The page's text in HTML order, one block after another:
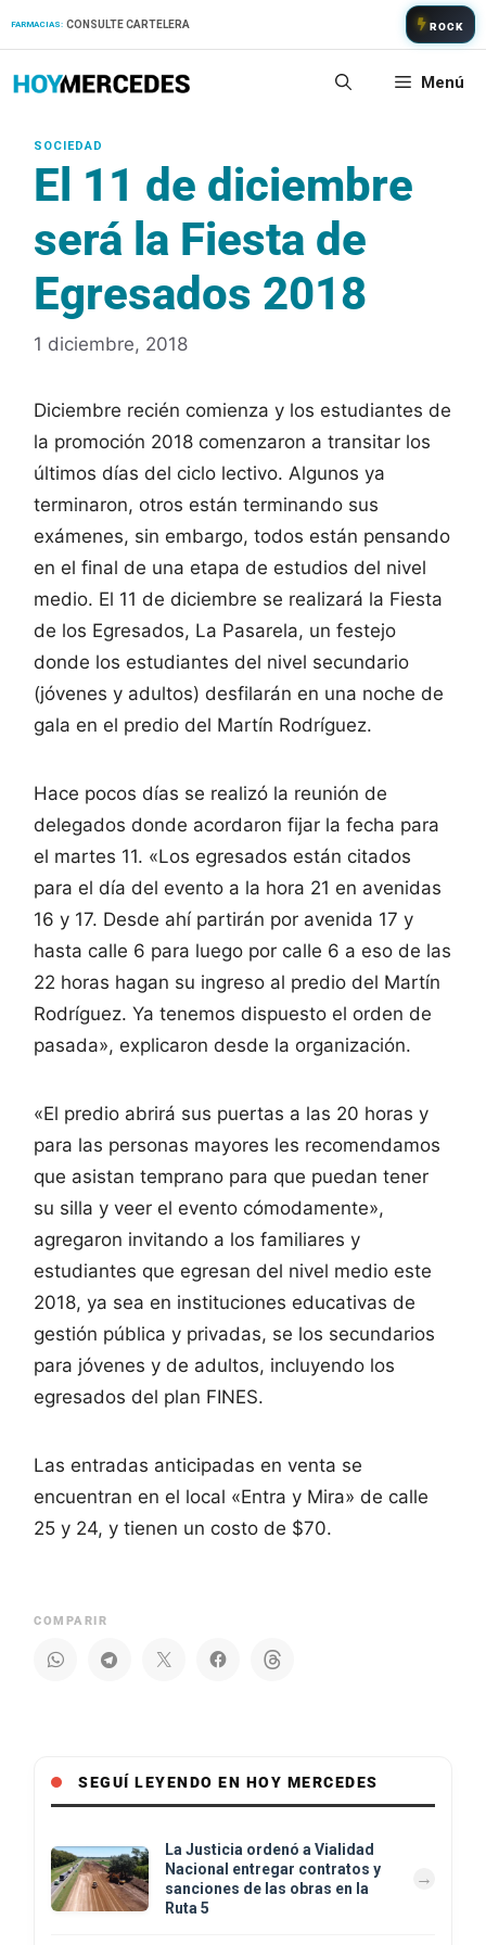
FARMACIAS: CONSULTE CARTELERA ROCK
Menú
El 11 de diciembre
será la Fiesta de
Egresados 2018
1 diciembre, 2018
Diciembre recién comienza y los estudiantes de
la promoción 2018 comenzaron a transitar los
últimos días del ciclo lectivo. Algunos ya
terminaron, otros están terminando sus
exámenes, sin embargo, todos están pensando
en el final de una etapa de estudios del nivel
medio. El 11 de diciembre se realizará la Fiesta
de los Egresados, La Pasarela, un festejo
donde los estudiantes del nivel secundario
(jóvenes y adultos) desfilarán en una noche de
gala en el predio del Martín Rodríguez.
Hace pocos días se realizó la reunión de
delegados donde acordaron fijar la fecha para
el martes 11. «Los egresados están citados
para el día del evento a la hora 21 en avenidas
16 y 17. Desde ahí partirán por avenida 17 y
hasta calle 6 para luego por calle 6 a eso de las
22 horas hagan su ingreso al predio del Martín
Rodríguez. Ya tenemos dispuesto el orden de
pasada», explicaron desde la organización.
«El predio abrirá sus puertas a las 20 horas y
para las personas mayores les recomendamos
que asistan temprano para que puedan tener
su silla y veer el evento cómodamente»,
agregaron invitando a los familiares y
estudiantes que egresan del nivel medio este
2018, ya sea en instituciones educativas de
gestión pública y privadas, se los secundarios
para jóvenes y de adultos, incluyendo los
egresados del plan FINES.
Las entradas anticipadas en venta se
encuentran en el local «Entra y Mira» de calle
25 y 24, y tienen un costo de $70.
COMPARIR
SEGUÍ LEYENDO EN HOY MERCEDES
La Justicia ordenó a Vialidad
Nacional entregar contratos y
sanciones de las obras en la
Ruta 5